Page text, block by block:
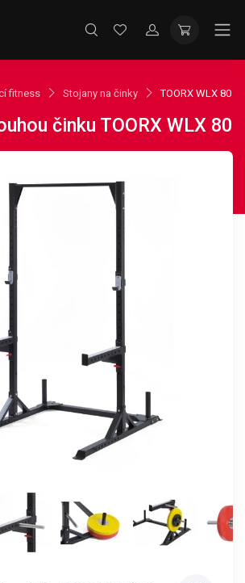
fitness Stojany na činky TOORX WLX 80
činku TOORX WLX 80